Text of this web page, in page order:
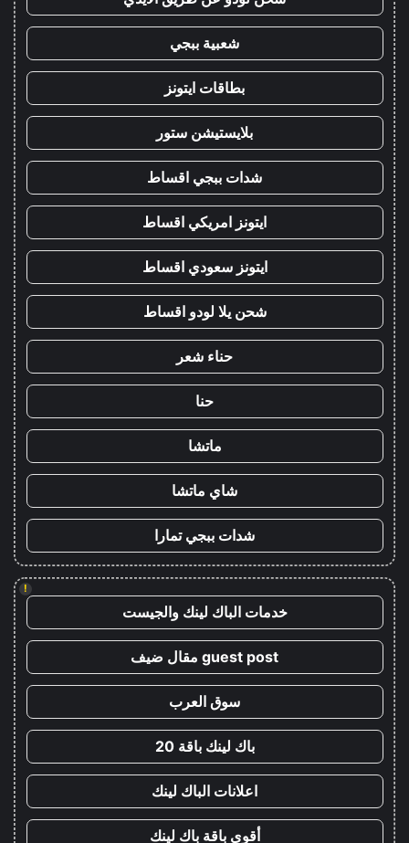
شعبية ببجي
بطاقات ايتونز
بلايستيشن ستور
شدات ببجي اقساط
ايتونز امريكي اقساط
ايتونز سعودي اقساط
شحن يلا لودو اقساط
حناء شعر
حنا
ماتشا
شاي ماتشا
شدات ببجي تمارا
!
خدمات الباك لينك والجيست
guest post مقال ضيف
سوق العرب
باك لينك باقة 20
اعلانات الباك لينك
أقوى باقة باك لينك